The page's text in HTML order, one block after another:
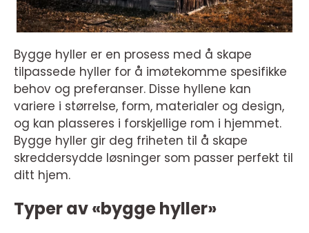
Bygge hyller er en prosess med å skape
tilpassede hyller for å imøtekomme spesifikke
behov og preferanser. Disse hyllene kan
variere i størrelse, form, materialer og design,
og kan plasseres i forskjellige rom i hjemmet.
Bygge hyller gir deg friheten til å skape
skreddersydde løsninger som passer perfekt til
ditt hjem.
Typer av «bygge hyller»